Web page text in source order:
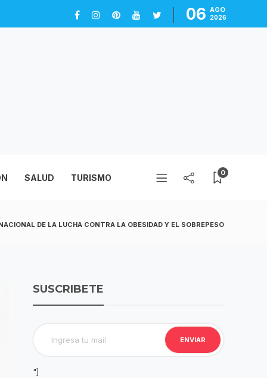
06 AGO
2026
SALUD TURISMO 0
DE LA LUCHA CONTRA LA OBESIDAD Y EL SOBREPESO
SUSCRIBETE
"]